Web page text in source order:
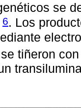
se
6. Los
tiñeron